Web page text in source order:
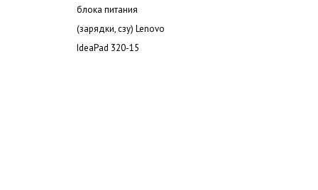
блока питания
(зарядки, сзу) Lenovo
IdeaPad 320-15